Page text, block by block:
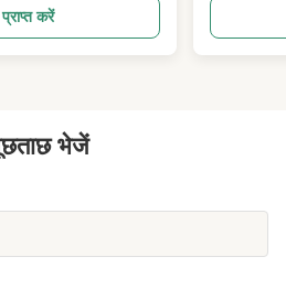
घिसाव प्रतिरोध, कुशल
प्रमाणन प्रदान करता
प्राप्त करें
rubber
भेजें